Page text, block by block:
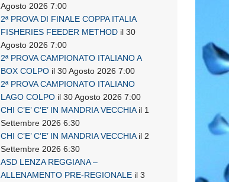
Agosto 2026 7:00
2ª PROVA DI FINALE COPPA ITALIA
FISHERIES FEEDER METHOD il 30
Agosto 2026 7:00
2ª PROVA CAMPIONATO ITALIANO A
BOX COLPO il 30 Agosto 2026 7:00
2ª PROVA CAMPIONATO ITALIANO
LAGO COLPO il 30 Agosto 2026 7:00
CHI C’E’ C’E’ IN MANDRIA VECCHIAil 1
Settembre 2026 6:30
CHI C’E’ C’E’ IN MANDRIA VECCHIAil 2
Settembre 2026 6:30
ASD LENZA REGGIANA –
ALLENAMENTO PRE-REGIONALE il 3